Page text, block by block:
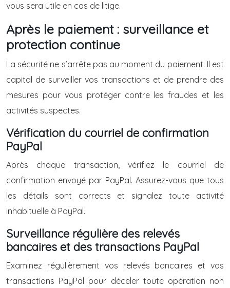
vous sera utile en cas de litige.
Après le paiement : surveillance et
protection continue
La sécurité ne s’arrête pas au moment du paiement. Il est
capital de surveiller vos transactions et de prendre des
mesures pour vous protéger contre les fraudes et les
activités suspectes.
Vérification du courriel de confirmation
PayPal
Après chaque transaction, vérifiez le courriel de
confirmation envoyé par PayPal. Assurez-vous que tous
les détails sont corrects et signalez toute activité
inhabituelle à PayPal.
Surveillance régulière des relevés
bancaires et des transactions PayPal
Examinez régulièrement vos relevés bancaires et vos
transactions PayPal pour déceler toute opération non